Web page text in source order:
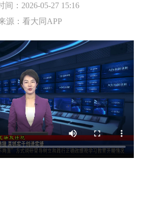
间： 2026-05-27 15:16
源： 看大同APP